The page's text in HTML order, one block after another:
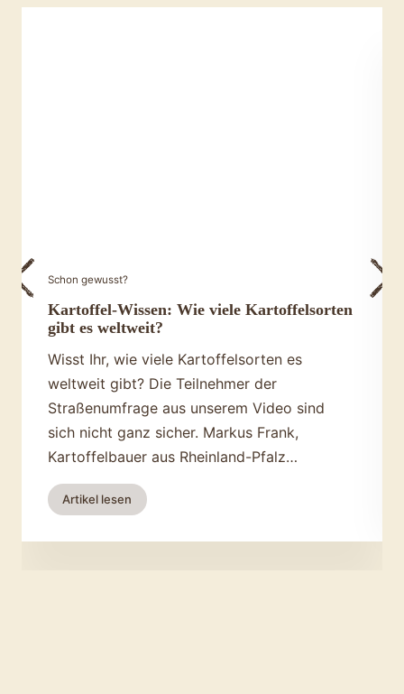
Schon gewusst?
Kartoffel-Wissen: Wie viele Kartoffelsorten
gibt es weltweit?
Wisst Ihr, wie viele Kartoffelsorten es
weltweit gibt? Die Teilnehmer der
Straßenumfrage aus unserem Video sind
sich nicht ganz sicher. Markus Frank,
Kartoffelbauer aus Rheinland-Pfalz…
Artikel lesen
Kartoffel-
Wissen: